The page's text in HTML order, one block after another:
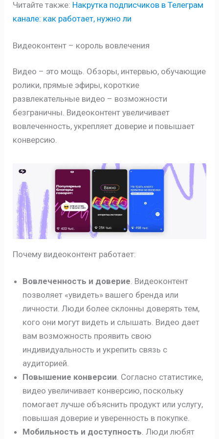
Читайте также: Накрутка подписчиков в Телеграм
канале: как работает, нужно ли
Видеоконтент – король вовлечения
Видео – это мощь. Обзоры, интервью, обучающие
ролики, прямые эфиры, короткие
развлекательные видео – возможности
безграничны. Видеоконтент увеличивает
вовлеченность, укрепляет доверие и повышает
конверсию.
Почему видеоконтент работает:
Вовлеченность и доверие. Видеоконтент
позволяет «увидеть» вашего бренда или
личности. Люди более склонны доверять тем,
кого они могут видеть и слышать. Видео дает
вам возможность проявить свою
индивидуальность и укрепить связь с
аудиторией.
Повышение конверсии. Согласно статистике,
видео увеличивает конверсию, поскольку
помогает лучше объяснить продукт или услугу,
повышая доверие и уверенность в покупке.
Мобильность и доступность. Люди любят